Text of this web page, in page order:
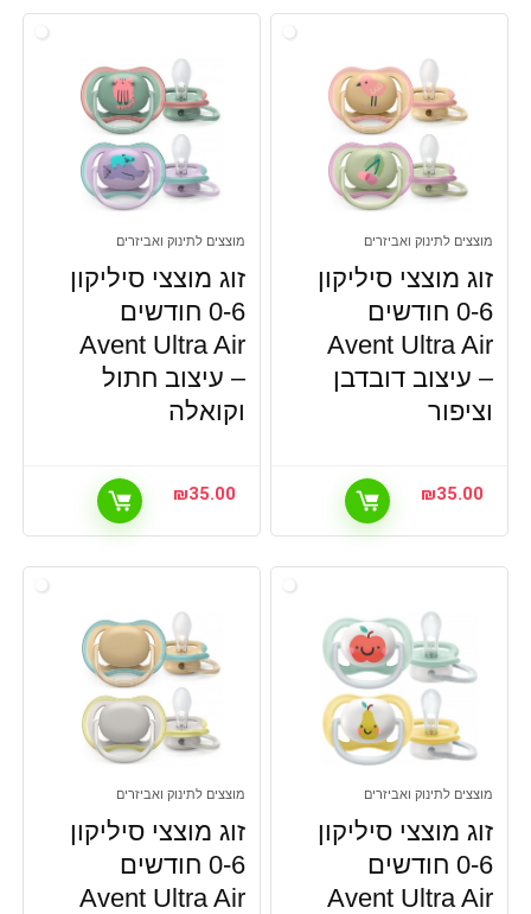
מוצצים לתינוק ואביזרים
זוג מוצצי סיליקון
0-6 חודשים
Avent Ultra Air
– עיצוב דובדבן
וציפור
₪35.00
מוצצים לתינוק ואביזרים
זוג מוצצי סיליקון
0-6 חודשים
Avent Ultra Air
– עיצוב חתול
וקואלה
₪35.00
מוצצים לתינוק ואביזרים
זוג מוצצי סיליקון
0-6 חודשים
Avent Ultra Air
מוצצים לתינוק ואביזרים
זוג מוצצי סיליקון
0-6 חודשים
Avent Ultra Air